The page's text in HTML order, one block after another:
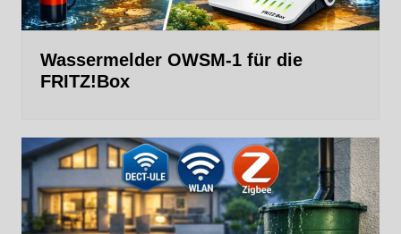
Wassermelder OWSM‑1 für die
FRITZ!Box